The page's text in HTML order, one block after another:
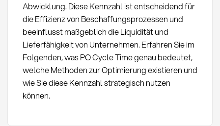
Abwicklung. Diese Kennzahl ist entscheidend für
die Effizienz von Beschaffungsprozessen und
beeinflusst maßgeblich die Liquidität und
Lieferfähigkeit von Unternehmen. Erfahren Sie im
Folgenden, was PO Cycle Time genau bedeutet,
welche Methoden zur Optimierung existieren und
wie Sie diese Kennzahl strategisch nutzen
können.